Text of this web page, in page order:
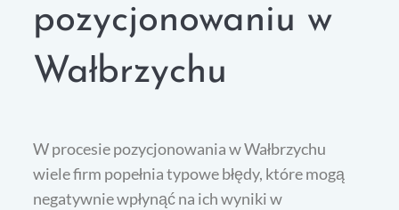
pozycjonowaniu w
Wałbrzychu
W procesie pozycjonowania w Wałbrzychu
wiele firm popełnia typowe błędy, które mogą
negatywnie wpłynąć na ich wyniki w